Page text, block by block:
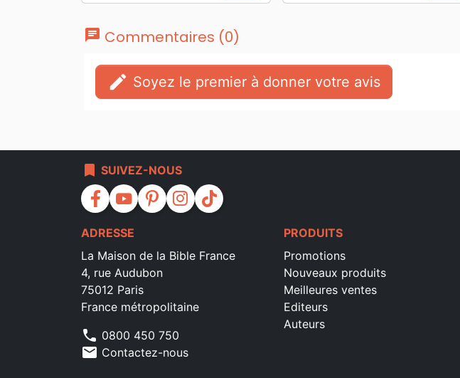
chat Commentaires (0)
edit Soyez le premier à donner votre avis
bookmark SUIVEZ-NOUS
facebook youtube pinterest instagram tiktok
ADRESSE
La Maison de la Bible France
4, rue Audubon
75012 Paris
France métropolitaine
phone 0800 450 750
mail Contactez-nous
PRODUITS
Promotions
Nouveaux produits
Meilleures ventes
Editeurs
Auteurs